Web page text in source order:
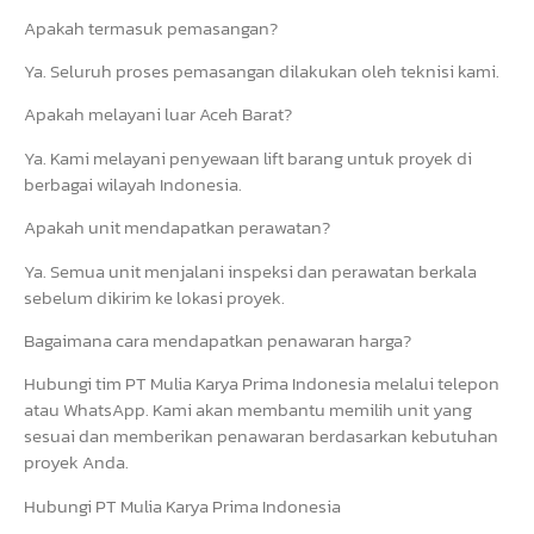
Apakah termasuk pemasangan?
Ya. Seluruh proses pemasangan dilakukan oleh teknisi kami.
Apakah melayani luar Aceh Barat?
Ya. Kami melayani penyewaan lift barang untuk proyek di
berbagai wilayah Indonesia.
Apakah unit mendapatkan perawatan?
Ya. Semua unit menjalani inspeksi dan perawatan berkala
sebelum dikirim ke lokasi proyek.
Bagaimana cara mendapatkan penawaran harga?
Hubungi tim PT Mulia Karya Prima Indonesia melalui telepon
atau WhatsApp. Kami akan membantu memilih unit yang
sesuai dan memberikan penawaran berdasarkan kebutuhan
proyek Anda.
Hubungi PT Mulia Karya Prima Indonesia